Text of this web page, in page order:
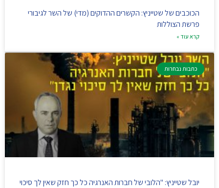
הכוכבים של שטייניץ: הקשרים ההדוקים (מדי) של השר לגיבורי
פרשת הצוללות
קרא עוד »
כתבות נבחרות
יובל שטייניץ: "הלובי של חברות האנרגיה כל כך חזק שאין לך סיכוי